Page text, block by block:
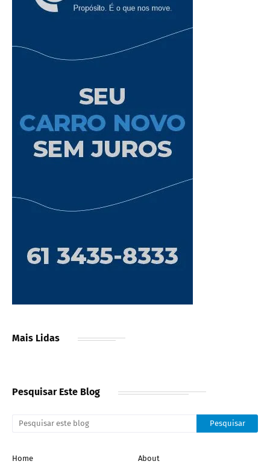
Mais Lidas
Pesquisar Este Blog
Home
About